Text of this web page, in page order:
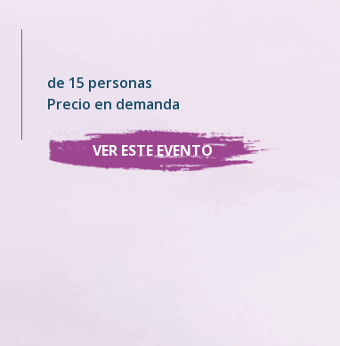
de 15 personas
Precio en demanda
VER ESTE EVENTO